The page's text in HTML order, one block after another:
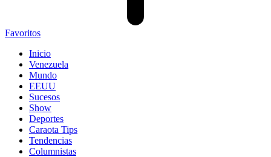
Favoritos
Inicio
Venezuela
Mundo
EEUU
Sucesos
Show
Deportes
Caraota Tips
Tendencias
Columnistas